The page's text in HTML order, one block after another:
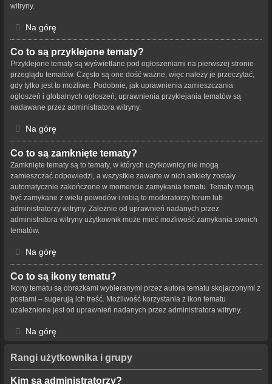
witryny.
Na górę
Co to są przyklejone tematy?
Przyklejone tematy są wyświetlane pod ogłoszeniami na pierwszej stronie
przeglądu tematów. Często są one dość ważne, więc należy je przeczytać,
gdy tylko jest to możliwe. Podobnie, jak uprawnienia zamieszczania
ogłoszeń i globalnych ogłoszeń, uprawnienia przyklejania tematów są
nadawane przez administratora witryny.
Na górę
Co to są zamknięte tematy?
Zamknięte tematy są to tematy, w których użytkownicy nie mogą
zamieszczać odpowiedzi, a wszystkie zawarte w nich ankiety zostały
automatycznie zakończone w momencie zamykania tematu. Tematy mogą
być zamykane z wielu powodów i robią to moderatorzy forum lub
administratorzy witryny. Zależnie od uprawnień nadanych przez
administratora witryny użytkownik może mieć możliwość zamykania swoich
tematów.
Na górę
Co to są ikony tematu?
Ikony tematu są obrazkami wybieranymi przez autora tematu skojarzonymi z
postami – sugerują ich treść. Możliwość korzystania z ikon tematu
uzależniona jest od uprawnień nadanych przez administratora witryny.
Na górę
Rangi użytkownika i grupy
Kim są administratorzy?